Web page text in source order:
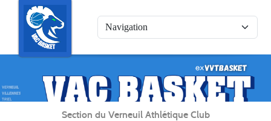
Section du Verneuil Athlétique Club
Panneau de gestion des cookies